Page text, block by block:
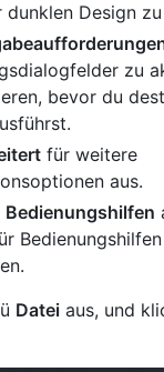
dunklen Design
zu
bevor du
für weitere
aus.
Bedienungshilfen
Datei aus, und